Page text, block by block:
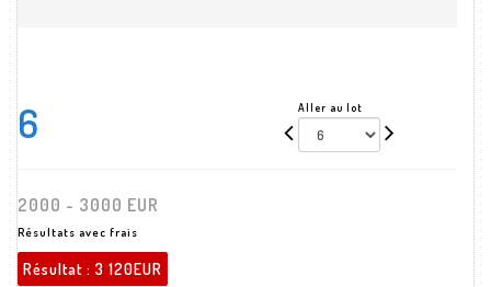
6 Aller au lot
2000 - 3000 EUR
Résultats avec frais
Résultat : 3 120EUR